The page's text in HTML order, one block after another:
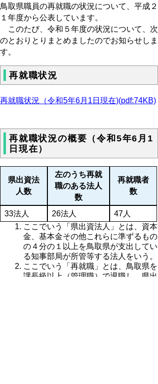
鳥取県職員の再就職の状況について、平成２
１年度から公表しています。
このたび、令和５年度の状況について、次
のとおりとりまとめましたのでお知らせしま
す。
再就職状況
再就職状況（令和5年6月1日現在)(pdf:74KB)
再就職状況の概要（令和5年6月1
日現在）
県出資法
人数
左のうち再就
職のある法人
数
再就職者
数
33法人 26法人
47人
ここでいう「県出資法人」とは、資本
金、基本金その他これらに準ずるもの
の４分の１以上を鳥取県が支出してい
る知事部局が所管等する法人をいう。
ここでいう「再就職」とは、鳥取県を
課長級以上（管理職）で退職し、県出